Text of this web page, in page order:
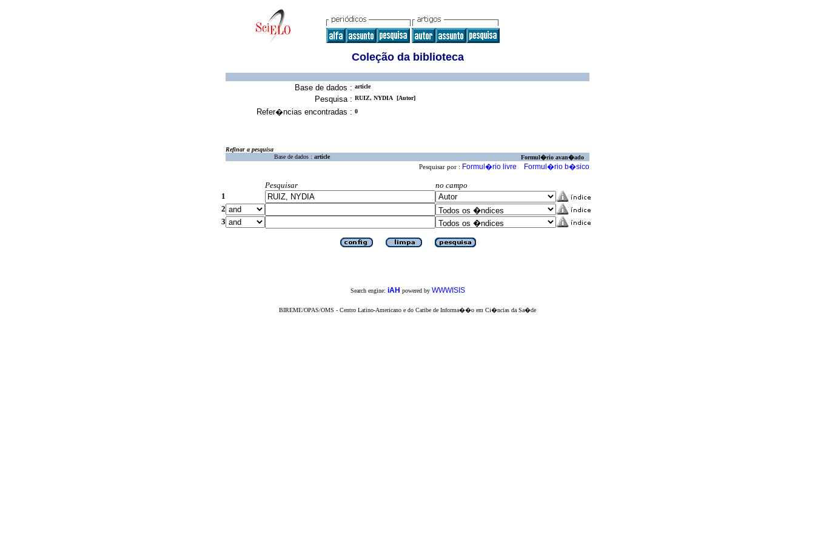
Coleção da biblioteca
Base de dados : article
Pesquisa : RUIZ, NYDIA [Autor]
Refer�ncias encontradas : 0
Refinar a pesquisa
Base de dados : article Formul�rio avan�ado
Pesquisar por : Formul�rio livre Formul�rio b�sico
Pesquisar
no campo
1
2
3
Search engine: iAH powered by WWWISIS
BIREME/OPAS/OMS - Centro Latino-Americano e do Caribe de Informa��o em Ci�ncias da Sa�de